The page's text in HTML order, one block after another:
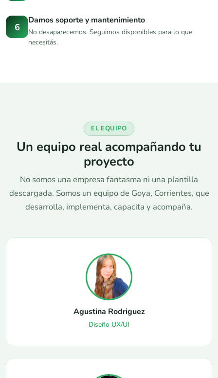
6
Damos soporte y mantenimiento
No desaparecemos. Seguimos disponibles para lo que
necesitás.
EL EQUIPO
Un equipo real acompañando tu
proyecto
No somos una empresa fantasma ni una plantilla
descargada. Somos un equipo de Goya, Corrientes, que
desarrolla, implementa, capacita y acompaña.
Agustina Rodriguez
Diseño UX/UI